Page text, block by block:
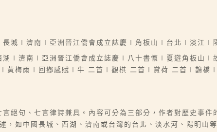
城∣濟南∣亞洲晉江僑會成立誌慶∣角板山∣台北∣淡江∣
∣濟南∣亞洲晉江僑會成立誌慶∣八十書懷∣夏遊角板山∣
黃梅雨∣回鄉感賦∣牛 二首∣觀棋 二首∣賞荷 二首∣鵲
絕句、七言律詩兼具。內容可分為三部分，作者對歷史事
，如中國長城、西湖、濟南或台灣的台北、淡水河、陽明山